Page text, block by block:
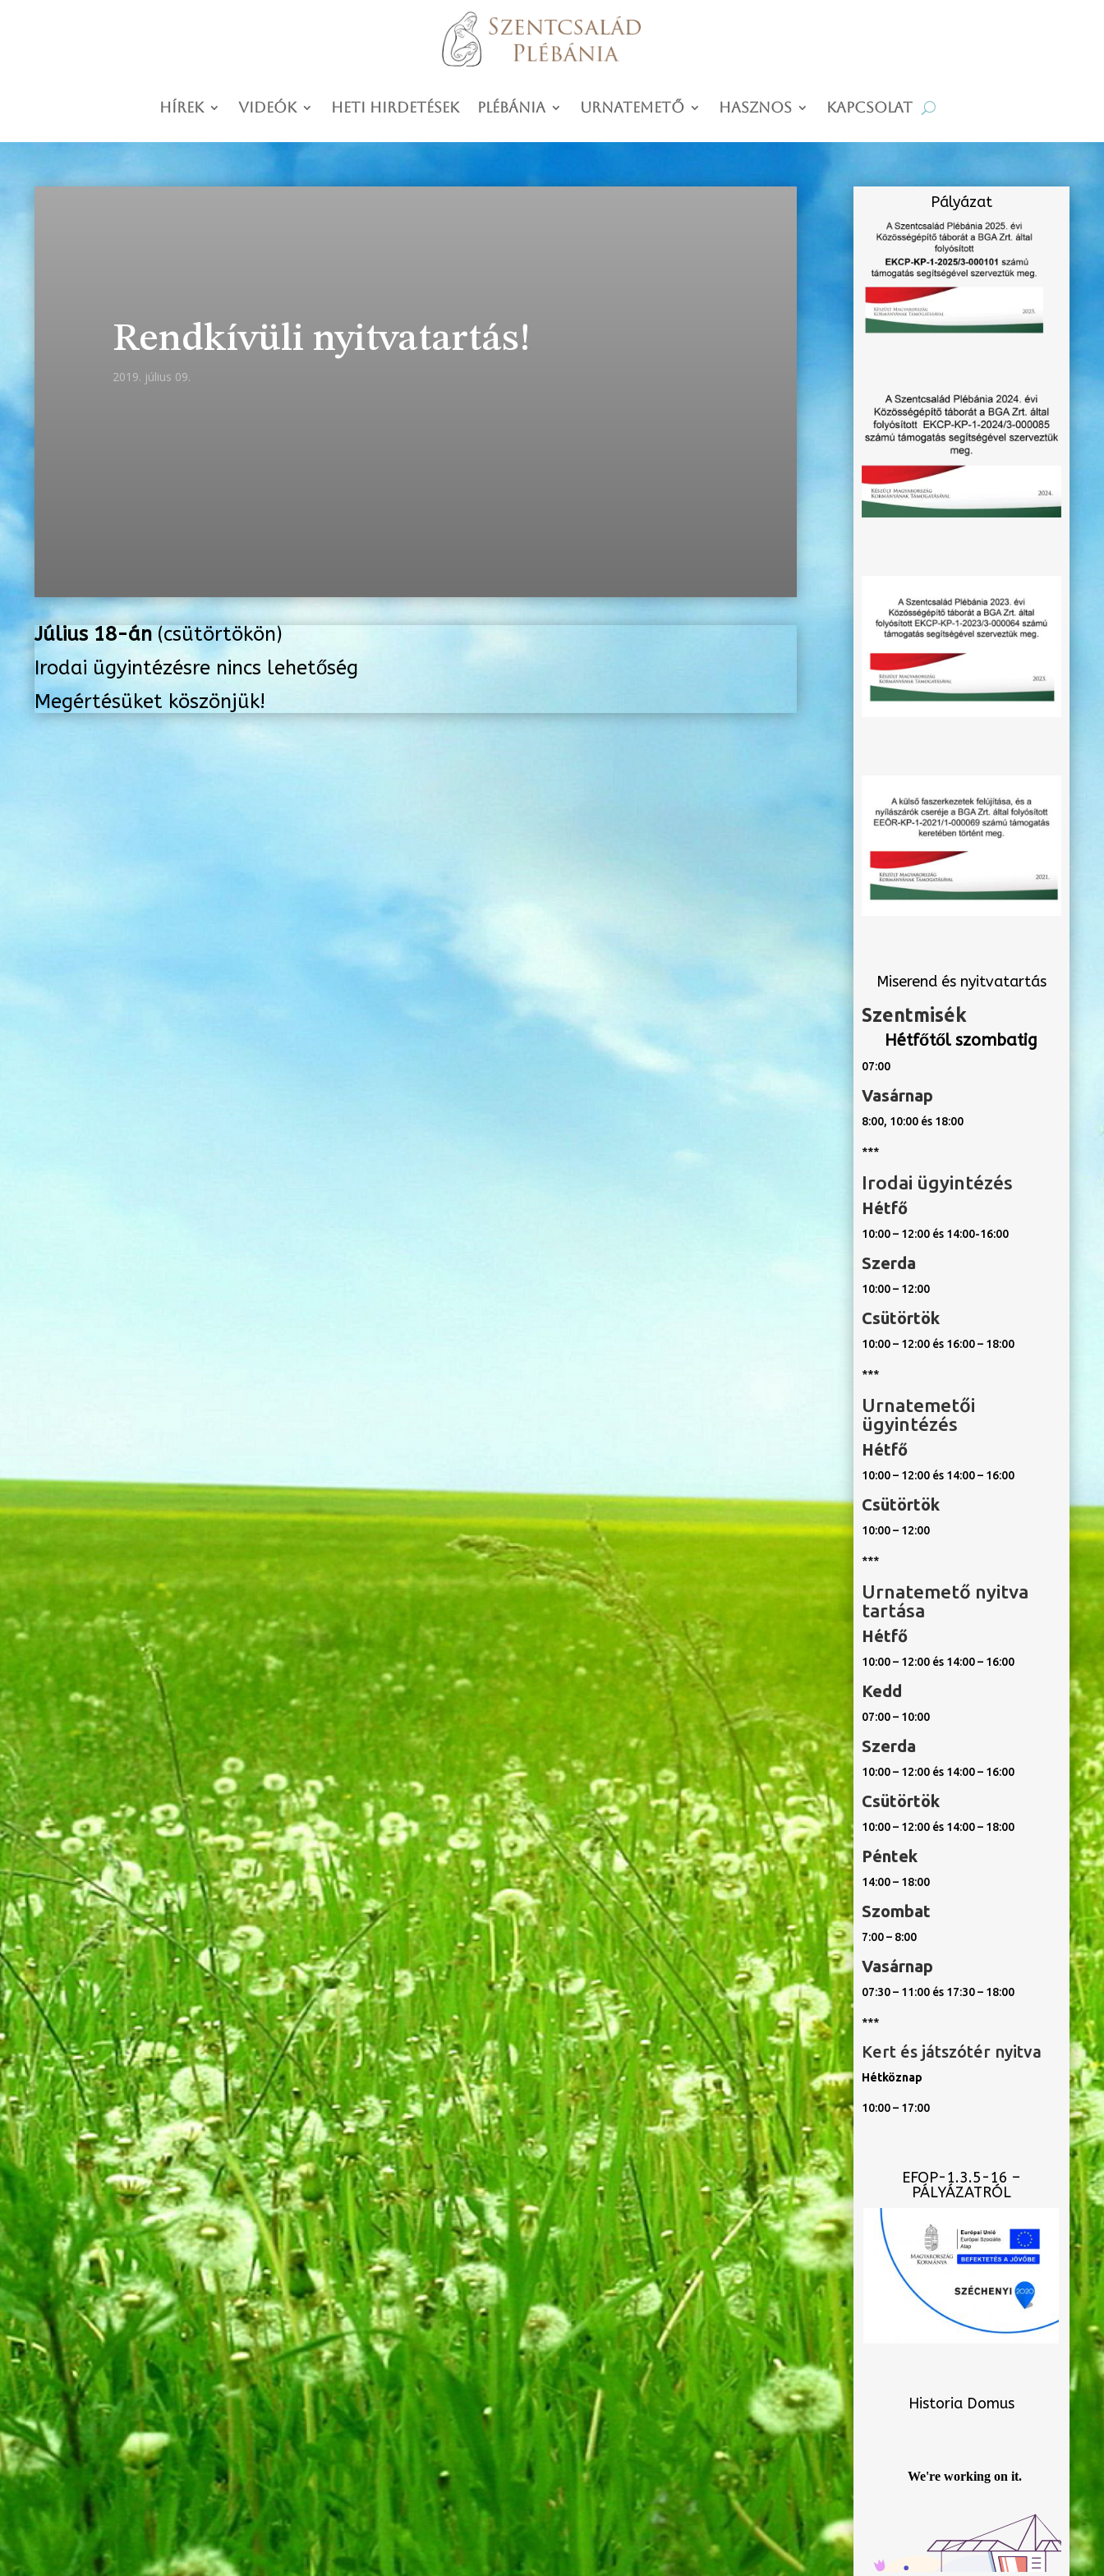
Hírek Videók Heti hirdetések Plébánia Urnatemető Hasznos Kapcsolat
Rendkívüli nyitvatartás!
2019. július 09.
Július 18-án (csütörtökön)
Irodai ügyintézésre nincs lehetőség
Megértésüket köszönjük!
Pályázat
Miserend és nyitvatartás
Szentmisék
Hétfőtől szombatig
07:00
Vasárnap
8:00, 10:00 és 18:00
***
Irodai ügyintézés
Hétfő
10:00 – 12:00 és 14:00-16:00
Szerda
10:00 – 12:00
Csütörtök
10:00 – 12:00 és 16:00 – 18:00
***
Urnatemetői
ügyintézés
Hétfő
10:00 – 12:00 és 14:00 – 16:00
Csütörtök
10:00 – 12:00
***
Urnatemető nyitva
tartása
Hétfő
10:00 – 12:00 és 14:00 – 16:00
Kedd
07:00 – 10:00
Szerda
10:00 – 12:00 és 14:00 – 16:00
Csütörtök
10:00 – 12:00 és 14:00 – 18:00
Péntek
14:00 – 18:00
Szombat
7:00 – 8:00
Vasárnap
07:30 – 11:00 és 17:30 – 18:00
***
Kert és játszótér nyitva
Hétköznap
10:00 – 17:00
EFOP-1.3.5-16 –
PÁLYÁZATRÓL
Historia Domus